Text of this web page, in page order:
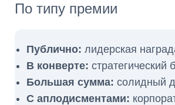
По типу премии
Публично: лидерская
В конверте: стратегический
Большая сумма: солидный
С аплодисментами: